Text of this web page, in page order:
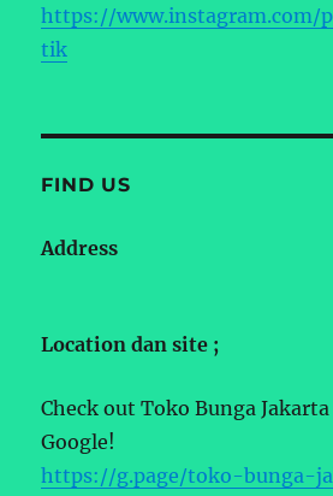
https://www.instagram.com/
tik
FIND US
Address
Location dan site ;
Check out Toko Bunga
Google!
https://g.page/toko-bunga-